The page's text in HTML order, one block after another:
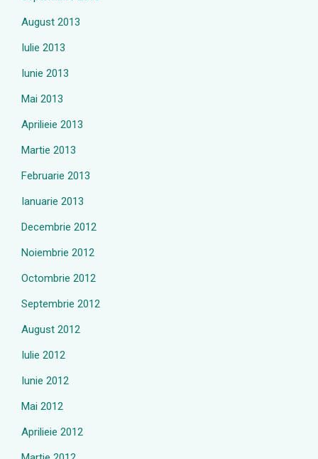
August 2013
Iulie 2013
Iunie 2013
Mai 2013
Aprilieie 2013
Martie 2013
Februarie 2013
Ianuarie 2013
Decembrie 2012
Noiembrie 2012
Octombrie 2012
Septembrie 2012
August 2012
Iulie 2012
Iunie 2012
Mai 2012
Aprilieie 2012